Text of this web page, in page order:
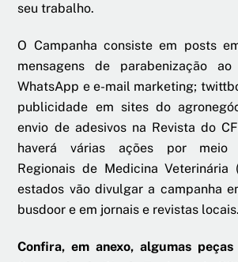
seu trabalho.
O Campanha consiste em posts
mensagens de parabenização
WhatsApp e e-mail marketing;
publicidade em sites do
envio de adesivos na Revista do
haverá várias ações por meio
Regionais de Medicina Veterinária
estados vão divulgar a campanha
busdoor e em jornais e revistas locais.
Confira, em anexo, algumas